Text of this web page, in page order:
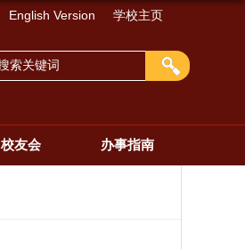
学校主页
English Version
校友会 办事指南